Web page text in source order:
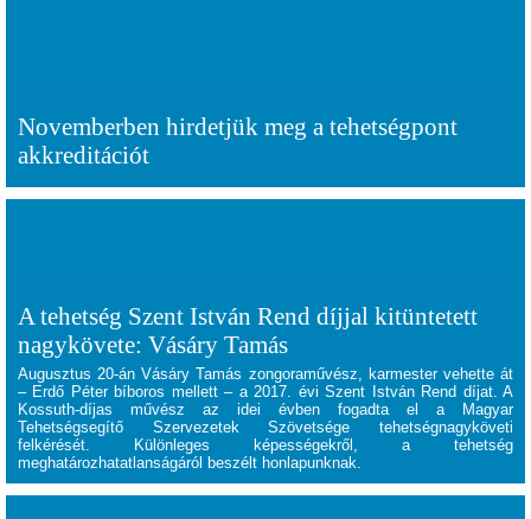
Novemberben hirdetjük meg a tehetségpont
akkreditációt
A tehetség Szent István Rend díjjal kitüntetett
nagykövete: Vásáry Tamás
Augusztus 20-án Vásáry Tamás zongoraművész, karmester vehette át
– Erdő Péter bíboros mellett – a 2017. évi Szent István Rend díjat. A
Kossuth-díjas művész az idei évben fogadta el a Magyar
Tehetségsegítő Szervezetek Szövetsége tehetségnagyköveti
felkérését. Különleges képességekről, a tehetség
meghatározhatatlanságáról beszélt honlapunknak.